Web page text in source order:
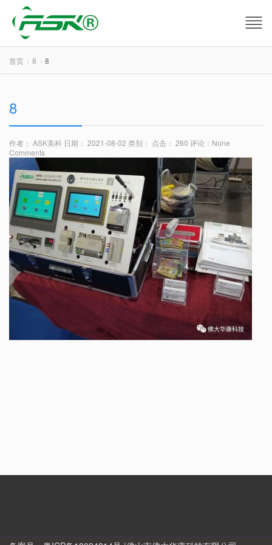
首页 8 8
8
作者： ASK美科 日期： 2021-08-02 类别： 点击： 260 评论： None
Comments